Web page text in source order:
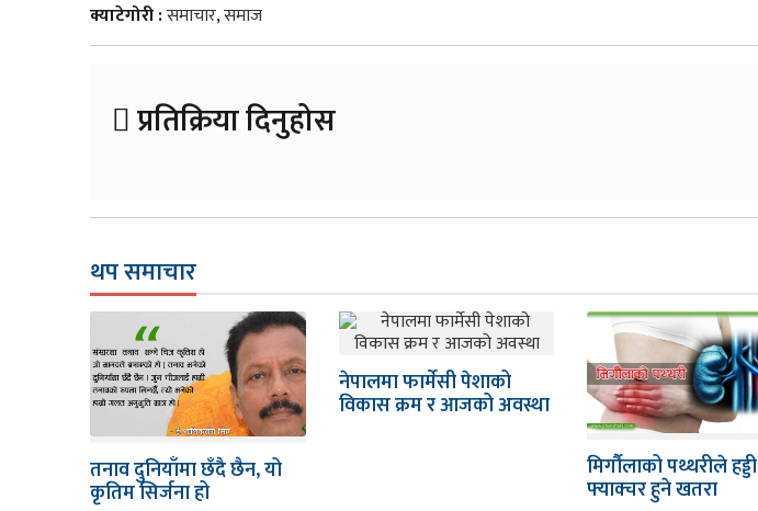
क्याटेगोरी :समाचार,समाज
प्रतिक्रिया दिनुहोस
थप समाचार
तनाव दुनियाँमा छँदै छैन, यो
कृतिम सिर्जना हो
नेपालमा फार्मेसी पेशाको
विकास क्रम र आजको अवस्था
मिर्गौलाको पथ्थरीले हड्डी
फ्याक्चर हुने खतरा